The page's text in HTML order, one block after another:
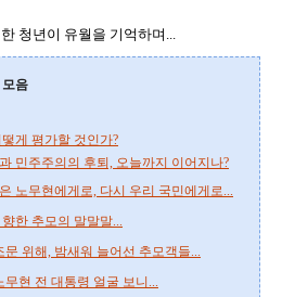
청년이 유월을 기억하며...
음
게 평가할 것인가?
민주주의의 후퇴, 오늘까지 이어지나?
노무현에게로, 다시 우리 국민에게로...
한 추모의 말말말...
문 위해, 밤새워 늘어선 추모객들...
무현 전 대통령 얼굴 보니...